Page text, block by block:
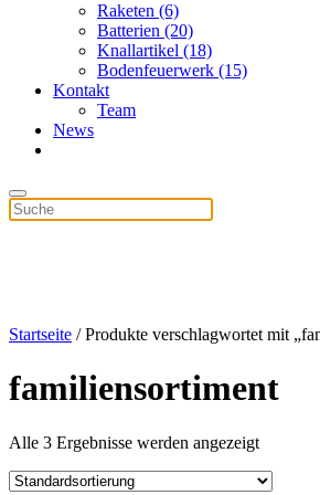
Raketen (6)
Batterien (20)
Knallartikel (18)
Bodenfeuerwerk (15)
Kontakt
Team
News
Startseite / Produkte verschlagwortet mit
familiensortiment
Alle 3 Ergebnisse werden angezeigt